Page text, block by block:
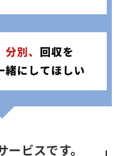
ービスです。